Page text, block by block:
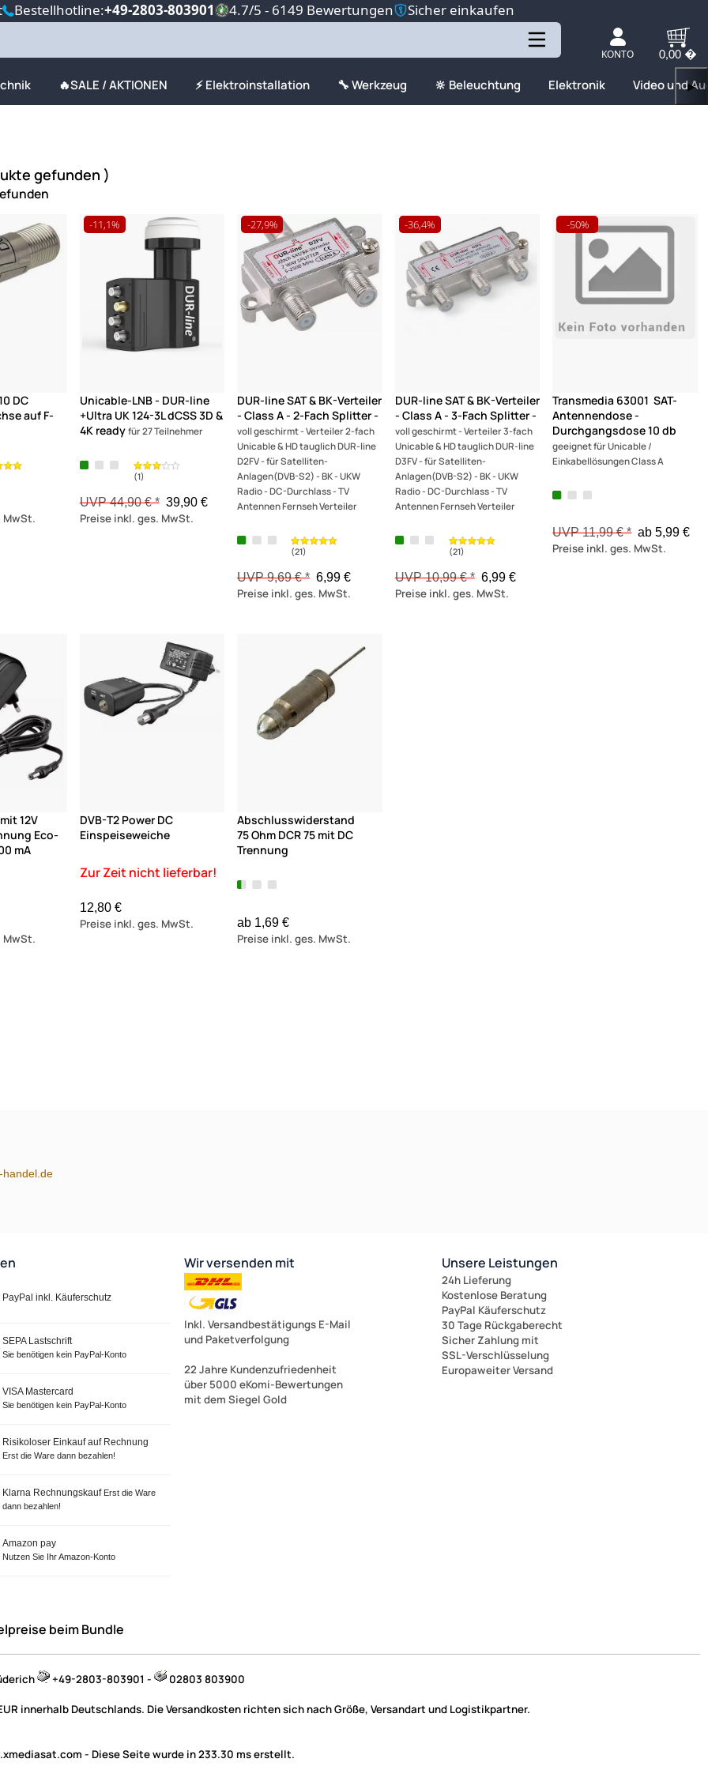
Bestellhotline:+49-2803-803901 4.7/5 - 6149 Bewertungen Sicher einkaufen
KONTO 0,00 �
🔥SALE / AKTIONEN ⚡ Elektroinstallation 🔧 Werkzeug 🔆 Beleuchtung Elektronik Video und▶
gefunden )
DC
auf F-
(1)
MwSt.
Unicable-LNB - DUR-line
+Ultra UK 124-3L dCSS 3D &
4K ready für 27 Teilnehmer
UVP 44,90 € *39,90 €
-11,1%
Preise inkl. ges. MwSt.
DUR-line SAT & BK-Verteiler
- Class A - 2-Fach Splitter -
voll geschirmt - Verteiler 2-fach
Unicable & HD tauglich DUR-line
D2FV - für Satelliten-
Anlagen(DVB-S2) - BK - UKW
Radio - DC-Durchlass - TV
Antennen Fernseh Verteiler
UVP 9,69 € *6,99 €
-27,9%
Preise inkl. ges. MwSt.
DUR-line SAT & BK-Verteiler
- Class A - 3-Fach Splitter -
voll geschirmt - Verteiler 3-fach
Unicable & HD tauglich DUR-line
D3FV - für Satelliten-
Anlagen(DVB-S2) - BK - UKW
Radio - DC-Durchlass - TV
Antennen Fernseh Verteiler
UVP 10,99 € *6,99 €
-36,4%
Preise inkl. ges. MwSt.
Transmedia 63001 SAT-
Antennendose -
Durchgangsdose 10 db
geeignet für Unicable /
Einkabellösungen Class A
UVP 11,99 € *ab 5,99 €
-50%
Preise inkl. ges. MwSt.
12V
Eco-
mA
MwSt.
DVB-T2 Power DC
Einspeiseweiche
Zur Zeit nicht lieferbar!
12,80 €
Preise inkl. ges. MwSt.
Abschlusswiderstand
75 Ohm DCR 75 mit DC
Trennung
ab 1,69 €
Preise inkl. ges. MwSt.
handel.de
PayPal inkl. Käuferschutz
SEPA Lastschrift
Sie benötigen kein PayPal-Konto
VISA Mastercard
Sie benötigen kein PayPal-Konto
Risikoloser Einkauf auf Rechnung
Erst die Ware dann bezahlen!
Klarna Rechnungskauf Erst die Ware
dann bezahlen!
Amazon pay
Nutzen Sie Ihr Amazon-Konto
Wir versenden mit
Inkl. Versandbestätigungs E-Mail
und Paketverfolgung
22 Jahre Kundenzufriedenheit
über 5000 eKomi-Bewertungen
mit dem Siegel Gold
Unsere Leistungen
24h Lieferung
Kostenlose Beratung
PayPal Käuferschutz
30 Tage Rückgaberecht
Sicher Zahlung mit
SSL-Verschlüsselung
Europaweiter Versand
beim Bundle
+49-2803-803901 - 02803 803900
innerhalb Deutschlands. Die Versandkosten richten sich nach Größe, Versandart und Logistikpartner.
- Diese Seite wurde in 233.30 ms erstellt.